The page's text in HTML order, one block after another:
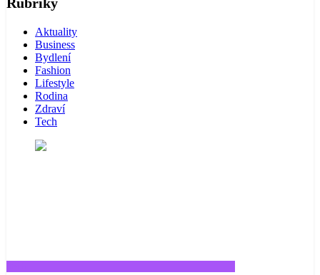
Aktuality
Business
Bydlení
Fashion
Lifestyle
Rodina
Zdraví
Tech